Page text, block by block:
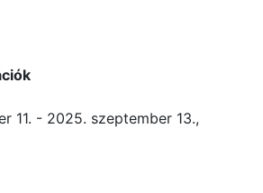
11. - 2025. szeptember 13.,